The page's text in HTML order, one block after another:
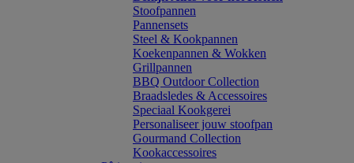
Stoofpannen
Pannensets
Steel & Kookpannen
Koekenpannen & Wokken
Grillpannen
BBQ Outdoor Collection
Braadsledes & Accessoires
Speciaal Kookgerei
Personaliseer jouw stoofpan
Gourmand Collection
Kookaccessoires